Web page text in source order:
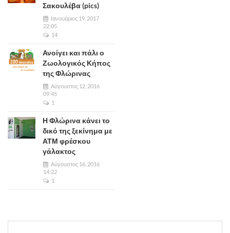
Σακουλέβα (pics)
Ιανουάριος 19, 2017
22:05
14
Ανοίγει και πάλι ο
Ζωολογικός Κήπος
της Φλώρινας
Αύγουστος 12, 2016
09:45
1
Η Φλώρινα κάνει το
δικό της ξεκίνημα με
ΑΤΜ φρέσκου
γάλακτος
Αύγουστος 16, 2016
14:22
1